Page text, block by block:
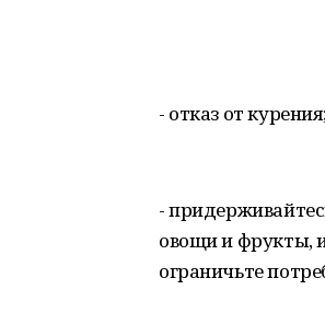
- отказ от
-
овощи и фрукты,
ограничьте